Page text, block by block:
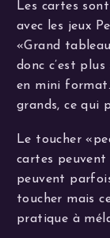
Les cartes
avec les jeux
«Grand
donc c’est
en mini
grands, ce qui
Le toucher
cartes peuvent
peuvent
toucher mais
pratique à